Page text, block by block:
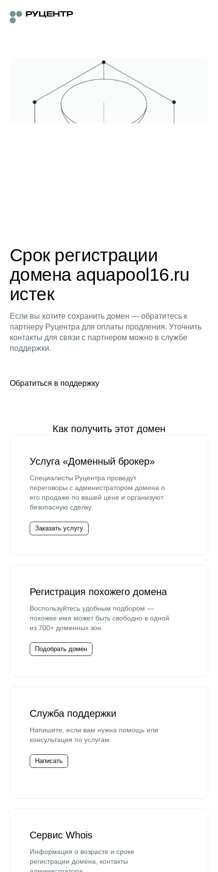
Срок регистрации
домена aquapool16.ru
истек
Если вы хотите сохранить домен — обратитесь к
партнеру Руцентра для оплаты продления. Уточнить
контакты для связи с партнером можно в службе
поддержки.
Обратиться в поддержку
Как получить этот домен
Услуга «Доменный брокер»
Специалисты Руцентра проведут
переговоры с администратором домена о
его продаже по вашей цене и организуют
безопасную сделку.
Заказать услугу
Регистрация похожего домена
Воспользуйтесь удобным подбором —
похожее имя может быть свободно в одной
из 700+ доменных зон.
Подобрать домен
Служба поддержки
Напишите, если вам нужна помощь или
консультация по услугам.
Написать
Сервис Whois
Информация о возрасте и сроке
регистрации домена, контакты